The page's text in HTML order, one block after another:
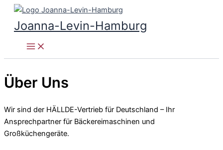
Zum
Inhalt
springen
Joanna-Levin-Hamburg
Über Uns
Wir sind der HÄLLDE-Vertrieb für Deutschland – Ihr
Ansprechpartner für Bäckereimaschinen und
Großküchengeräte.